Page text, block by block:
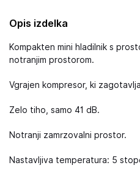
Opis izdelka
Kompakten mini hladilnik s
notranjim prostorom.
Vgrajen kompresor, ki
Zelo tiho, samo 41 dB.
Notranji zamrzovalni prostor.
Nastavljiva temperatura: 5